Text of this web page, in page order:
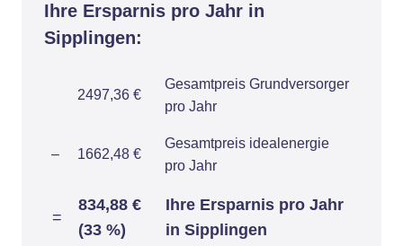
Ihre Ersparnis pro Jahr in
Sipplingen:
2497,36 €
Gesamtpreis Grundversorger
pro Jahr
– 1662,48 €
Gesamtpreis idealenergie
pro Jahr
=
834,88 €
(33 %)
Ihre Ersparnis pro Jahr
in Sipplingen